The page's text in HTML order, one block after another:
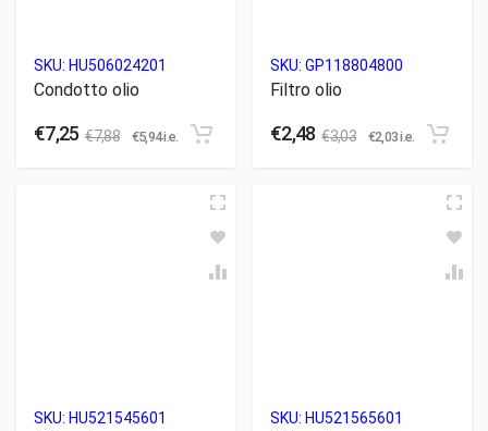
SKU: HU506024201
Condotto olio
€7,25 €7,88 €5,94i.e.
SKU: GP118804800
Filtro olio
€2,48 €3,03 €2,03i.e.
SKU: HU521545601 SKU: HU521565601